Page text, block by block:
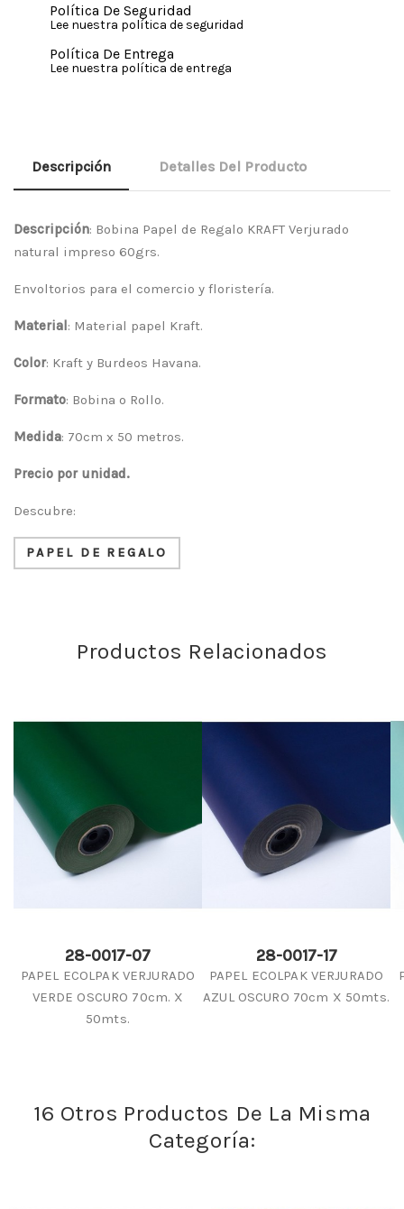
Política De Seguridad
Lee nuestra política de seguridad
Política De Entrega
Lee nuestra política de entrega
Descripción Detalles Del Producto
Descripción: Bobina Papel de Regalo KRAFT Verjurado
natural impreso 60grs.
Envoltorios para el comercio y floristería.
Material: Material papel Kraft.
Color: Kraft y Burdeos Havana.
Formato: Bobina o Rollo.
Medida: 70cm x 50 metros.
Precio por unidad.
Descubre:
PAPEL DE REGALO
Productos Relacionados
28-0017-07
PAPEL ECOLPAK VERJURADO
VERDE OSCURO 70cm. X
50mts.
28-0017-17
PAPEL ECOLPAK VERJURADO
AZUL OSCURO 70cm X 50mts.
16 Otros Productos De La Misma
Categoría: